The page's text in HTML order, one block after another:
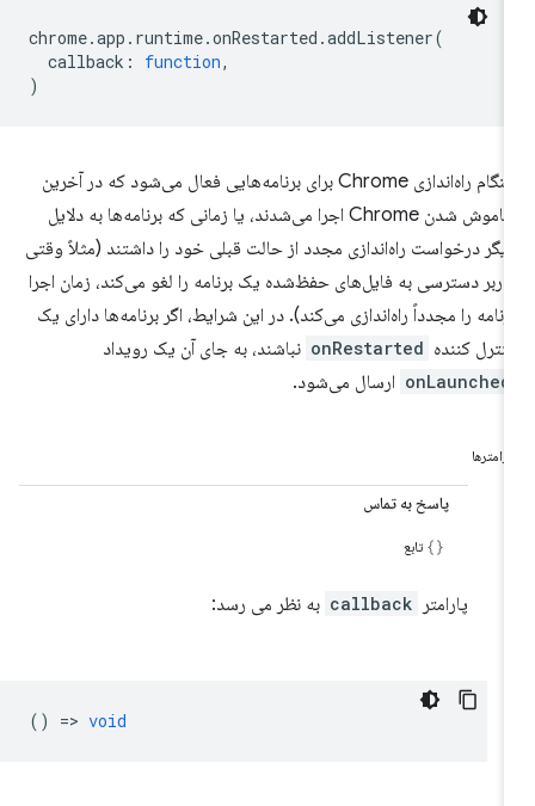
chrome.app.runtime.onRestarted.addListener
callback: function
هنگام راه‌اندازی Chrome برای برنامه‌هایی فعال می‌شود که در آخرین
خاموش شدن Chrome اجرا می‌شدند، یا زمانی که برنامه‌ها به دلایل
درخواست راه‌اندازی مجدد از حالت قبلی خود را داشتند (مثلاً وقتی
دسترسی به فایل‌های حفظ‌شده یک برنامه را لغو می‌کند، زمان اجرا
را مجدداً راه‌اندازی می‌کند). در این شرایط، اگر برنامه‌ها دارای یک
کننده onRestarted نباشند، به جای آن یک رویداد
onLaunched ارسال می‌شود.
پاسخ به تماس
تابع
پارامتر callback به نظر می رسد:
() => void